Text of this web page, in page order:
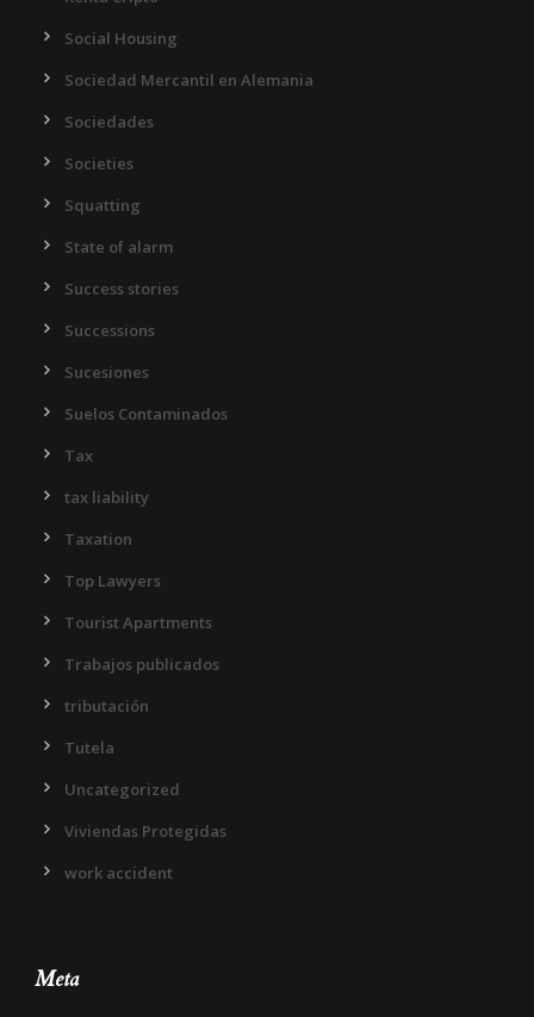
Social Housing
Sociedad Mercantil en Alemania
Sociedades
Societies
Squatting
State of alarm
Success stories
Successions
Sucesiones
Suelos Contaminados
Tax
tax liability
Taxation
Top Lawyers
Tourist Apartments
Trabajos publicados
tributación
Tutela
Uncategorized
Viviendas Protegidas
work accident
Meta